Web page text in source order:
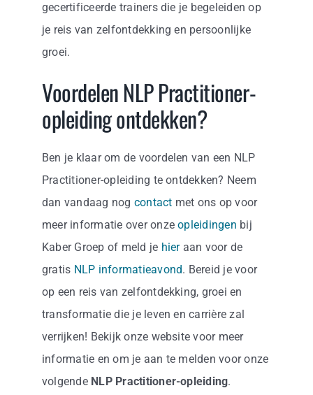
gecertificeerde trainers die je begeleiden op
je reis van zelfontdekking en persoonlijke
groei.
Voordelen NLP Practitioner-
opleiding ontdekken?
Ben je klaar om de voordelen van een NLP
Practitioner-opleiding te ontdekken? Neem
dan vandaag nog contact met ons op voor
meer informatie over onzeopleidingen bij
Kaber Groep of meld je hieraan voor de
gratis NLP informatieavond. Bereid je voor
op een reis van zelfontdekking, groei en
transformatie die je leven en carrière zal
verrijken! Bekijk onze website voor meer
informatie en om je aan te melden voor onze
volgende NLP Practitioner-opleiding.